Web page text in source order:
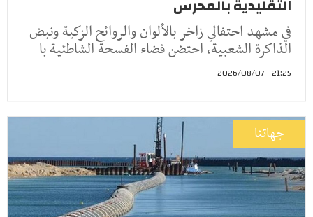
التقليدية بالمحرس
في مشهد احتفالي زاخر بالألوان والروائح الزكية ونبض
الذاكرة الشعبية، احتضن فضاء الفسحة الشاطئية با
21:25 - 2026/08/07
جهاتنا